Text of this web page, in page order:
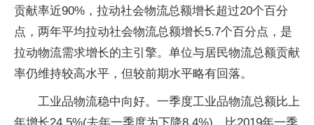
贡献率近90%，拉动社会物流总额增长超过20个百分
点，两年平均拉动社会物流总额增长5.7个百分点，是
拉动物流需求增长的主引擎。单位与居民物流总额贡献
率仍维持较高水平，但较前期水平略有回落。
工业品物流稳中向好。一季度工业品物流总额比上